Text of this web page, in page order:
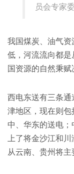
员会专家
我国煤炭、油气
低，河流流向都
国资源的自然秉赋
西电东送有三条
津地区，现在则
中、华东的送电
上了将金沙江和
从云南、贵州将主